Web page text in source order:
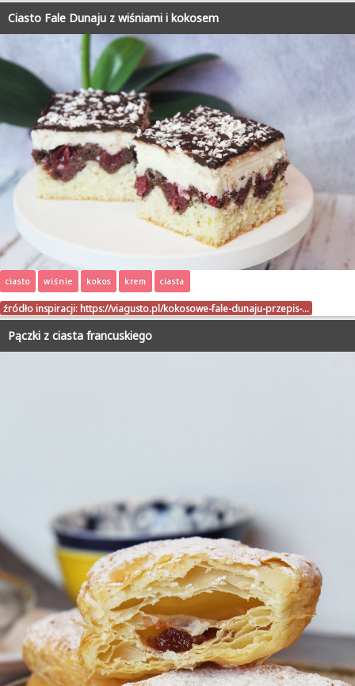
Ciasto Fale Dunaju z wiśniami i kokosem
ciasto wiśnie kokos krem ciasta
źródło inspiracji: https://viagusto.pl/kokosowe-fale-dunaju-przepis-…
Pączki z ciasta francuskiego